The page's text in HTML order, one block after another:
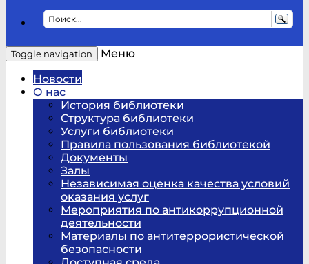
Toggle navigation
Меню
Новости
О нас
История библиотеки
Структура библиотеки
Услуги библиотеки
Правила пользования библиотекой
Документы
Залы
Независимая оценка качества условий
оказания услуг
Мероприятия по антикоррупционной
деятельности
Материалы по антитеррористической
безопасности